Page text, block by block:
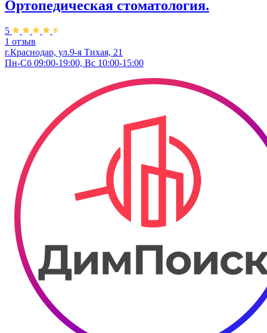
Ортопедическая стоматология.
5
1 отзыв
г.Краснодар, ул.9-я Тихая, 21
Пн-Сб 09:00-19:00, Вс 10:00-15:00